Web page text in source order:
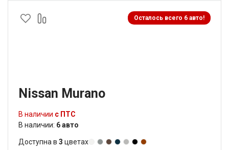
Осталось всего 6 авто!
Nissan Murano
В наличии с ПТС
В наличии: 6 авто
Доступна в 3 цветах